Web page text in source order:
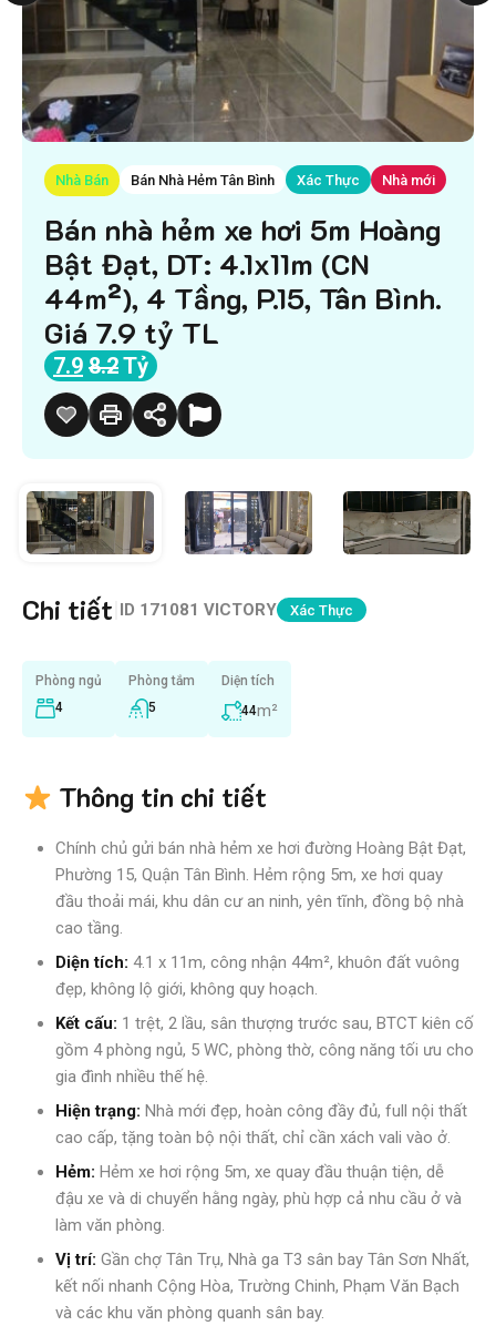
Nhà Bán Bán Nhà Hẻm Tân Bình Xác Thực Nhà mới
Bán nhà hẻm xe hơi 5m Hoàng
Bật Đạt, DT: 4.1x11m (CN
44m²), 4 Tầng, P.15, Tân Bình.
Giá 7.9 tỷ TL
7.9 8.2Tỷ
Chi tiết ID 171081 VICTORY Xác Thực
Phòng ngủ
4
Phòng tắm
5
Diện tích
44m²
Thông tin chi tiết
Chính chủ gửi bán nhà hẻm xe hơi đường Hoàng Bật Đạt,
Phường 15, Quận Tân Bình. Hẻm rộng 5m, xe hơi quay
đầu thoải mái, khu dân cư an ninh, yên tĩnh, đồng bộ nhà
cao tầng.
Diện tích: 4.1 x 11m, công nhận 44m², khuôn đất vuông
đẹp, không lộ giới, không quy hoạch.
Kết cấu: 1 trệt, 2 lầu, sân thượng trước sau, BTCT kiên cố
gồm 4 phòng ngủ, 5 WC, phòng thờ, công năng tối ưu cho
gia đình nhiều thế hệ.
Hiện trạng: Nhà mới đẹp, hoàn công đầy đủ, full nội thất
cao cấp, tặng toàn bộ nội thất, chỉ cần xách vali vào ở.
Hẻm: Hẻm xe hơi rộng 5m, xe quay đầu thuận tiện, dễ
đậu xe và di chuyển hằng ngày, phù hợp cả nhu cầu ở và
làm văn phòng.
Vị trí: Gần chợ Tân Trụ, Nhà ga T3 sân bay Tân Sơn Nhất,
kết nối nhanh Cộng Hòa, Trường Chinh, Phạm Văn Bạch
và các khu văn phòng quanh sân bay.